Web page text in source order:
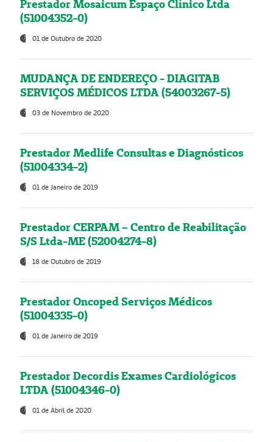
Prestador Mosaicum Espaço Clínico Ltda
(51004352-0)
01 de Outubro de 2020
MUDANÇA DE ENDEREÇO - DIAGITAB
SERVIÇOS MÉDICOS LTDA (54003267-5)
03 de Novembro de 2020
Prestador Medlife Consultas e Diagnósticos
(51004334-2)
01 de Janeiro de 2019
Prestador CERPAM – Centro de Reabilitação
S/S Ltda-ME (52004274-8)
18 de Outubro de 2019
Prestador Oncoped Serviços Médicos
(51004335-0)
01 de Janeiro de 2019
Prestador Decordis Exames Cardiológicos
LTDA (51004346-0)
01 de Abril de 2020